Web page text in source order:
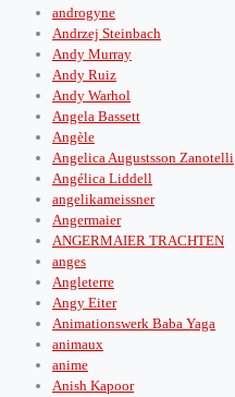
androgyne
Andrzej Steinbach
Andy Murray
Andy Ruiz
Andy Warhol
Angela Bassett
Angèle
Angelica Augustsson Zanotelli
Angélica Liddell
angelikameissner
Angermaier
ANGERMAIER TRACHTEN
anges
Angleterre
Angy Eiter
Animationswerk Baba Yaga
animaux
anime
Anish Kapoor